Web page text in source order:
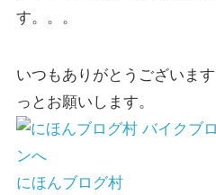
す。。。
いつもありがとうございま
っとお願いします。
にほんブログ村